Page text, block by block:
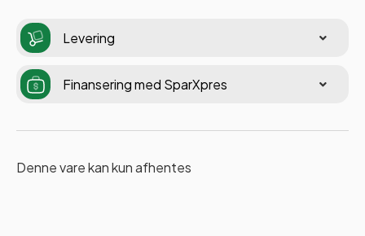
Levering
Finansering med SparXpres
Denne vare kan kun afhentes